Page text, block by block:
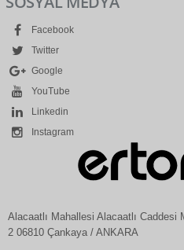
Facebook
Twitter
Google
YouTube
Linkedin
Instagram
Alacaatlı Mahallesi Alacaatlı
2 06810 Çankaya / ANKARA